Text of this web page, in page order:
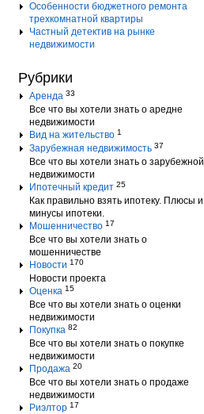
Особенности бюджетного ремонта
трехкомнатной квартиры
Частный детектив на рынке
недвижимости
Рубрики
Аренда 33
Все что вы хотели знать о аредне
недвижимости
Вид на жительство 1
Зарубежная недвижимость 37
Все что вы хотели знать о зарубежной
недвижимости
Ипотечный кредит 25
Как правильно взять ипотеку. Плюсы и
минусы ипотеки.
Мошенничество 17
Все что вы хотели знать о
мошенничестве
Новости 170
Новости проекта
Оценка 15
Все что вы хотели знать о оценки
недвижимости
Покупка 82
Все что вы хотели знать о покупке
недвижимости
Продажа 20
Все что вы хотели знать о продаже
недвижимости
Риэлтор 17